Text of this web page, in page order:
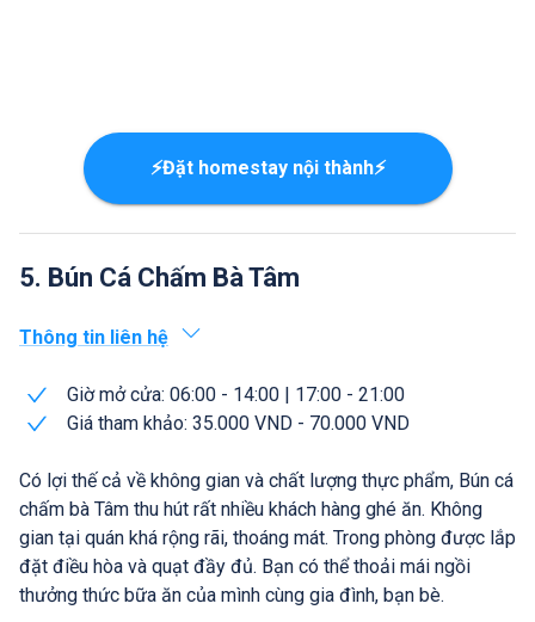
⚡Đặt homestay nội thành⚡
5. Bún Cá Chấm Bà Tâm
Thông tin liên hệ
Giờ mở cửa: 06:00 - 14:00 | 17:00 - 21:00
Giá tham khảo: 35.000 VND - 70.000 VND
Có lợi thế cả về không gian và chất lượng thực phẩm, Bún cá
chấm bà Tâm thu hút rất nhiều khách hàng ghé ăn. Không
gian tại quán khá rộng rãi, thoáng mát. Trong phòng được lắp
đặt điều hòa và quạt đầy đủ. Bạn có thể thoải mái ngồi
thưởng thức bữa ăn của mình cùng gia đình, bạn bè.